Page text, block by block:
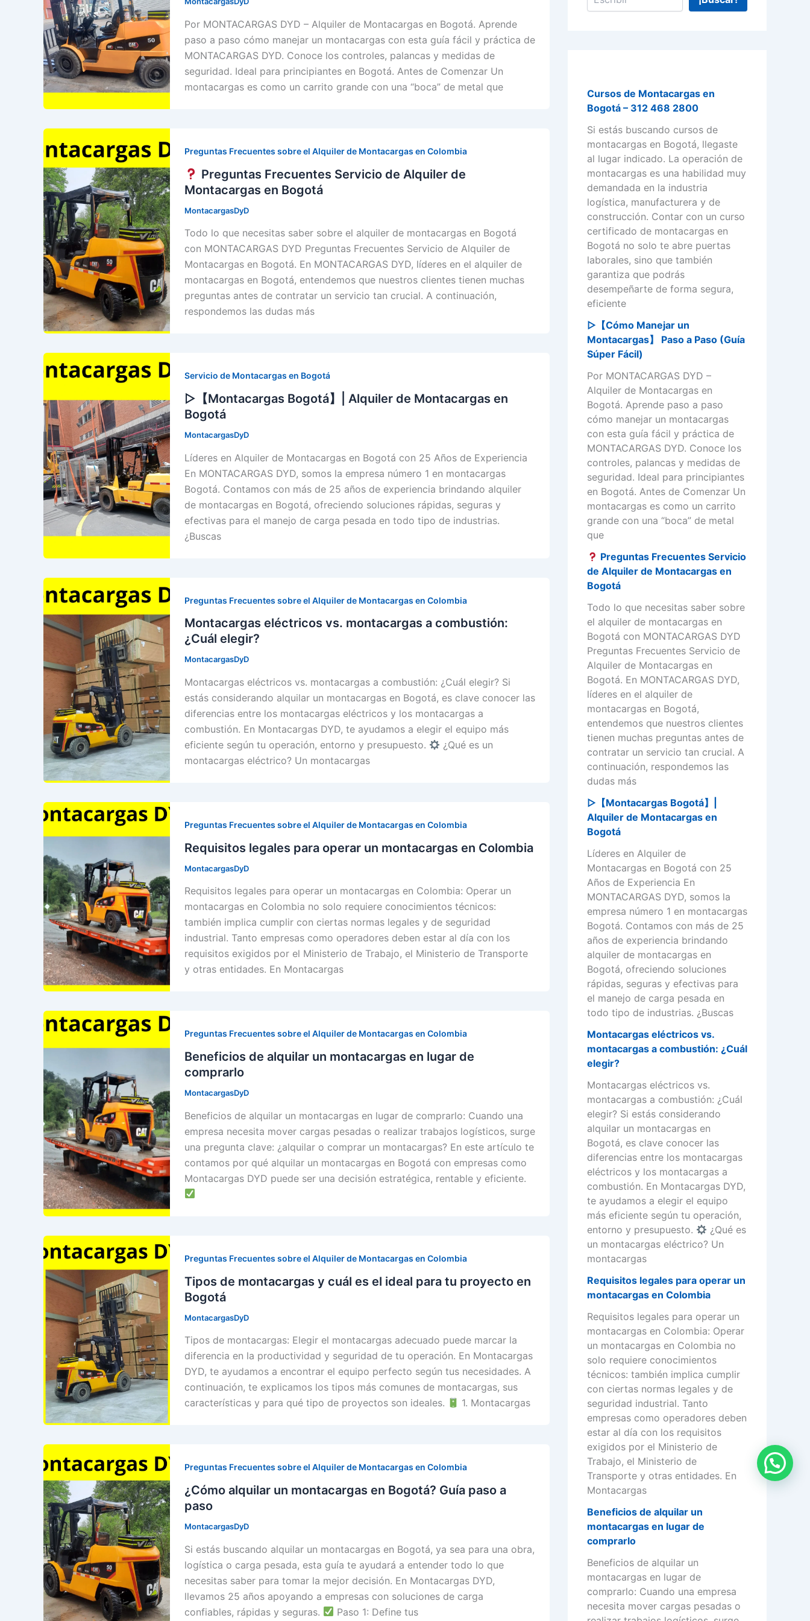
Por MONTACARGAS DYD – Alquiler de Montacargas en Bogotá. Aprende
paso a paso cómo manejar un montacargas con esta guía fácil y práctica de
MONTACARGAS DYD. Conoce los controles, palancas y medidas de
seguridad. Ideal para principiantes en Bogotá. Antes de Comenzar Un
montacargas es como un carrito grande con una “boca” de metal que
Preguntas Frecuentes sobre el Alquiler de Montacargas en Colombia
Preguntas Frecuentes Servicio de Alquiler de
Montacargas en Bogotá
MontacargasDyD
Todo lo que necesitas saber sobre el alquiler de montacargas en Bogotá
con MONTACARGAS DYD Preguntas Frecuentes Servicio de Alquiler de
Montacargas en Bogotá. En MONTACARGAS DYD, líderes en el alquiler de
montacargas en Bogotá, entendemos que nuestros clientes tienen muchas
preguntas antes de contratar un servicio tan crucial. A continuación,
respondemos las dudas más
Servicio de Montacargas en Bogotá
▷【Montacargas Bogotá】| Alquiler de Montacargas en
Bogotá
MontacargasDyD
Líderes en Alquiler de Montacargas en Bogotá con 25 Años de Experiencia
En MONTACARGAS DYD, somos la empresa número 1 en montacargas
Bogotá. Contamos con más de 25 años de experiencia brindando alquiler
de montacargas en Bogotá, ofreciendo soluciones rápidas, seguras y
efectivas para el manejo de carga pesada en todo tipo de industrias.
¿Buscas
Preguntas Frecuentes sobre el Alquiler de Montacargas en Colombia
Montacargas eléctricos vs. montacargas a combustión:
¿Cuál elegir?
MontacargasDyD
Montacargas eléctricos vs. montacargas a combustión: ¿Cuál elegir? Si
estás considerando alquilar un montacargas en Bogotá, es clave conocer las
diferencias entre los montacargas eléctricos y los montacargas a
combustión. En Montacargas DYD, te ayudamos a elegir el equipo más
eficiente según tu operación, entorno y presupuesto.
¿Qué es un
montacargas eléctrico? Un montacargas
Preguntas Frecuentes sobre el Alquiler de Montacargas en Colombia
Requisitos legales para operar un montacargas en Colombia
MontacargasDyD
Requisitos legales para operar un montacargas en Colombia: Operar un
montacargas en Colombia no solo requiere conocimientos técnicos:
también implica cumplir con ciertas normas legales y de seguridad
industrial. Tanto empresas como operadores deben estar al día con los
requisitos exigidos por el Ministerio de Trabajo, el Ministerio de Transporte
y otras entidades. En Montacargas
Preguntas Frecuentes sobre el Alquiler de Montacargas en Colombia
Beneficios de alquilar un montacargas en lugar de
comprarlo
MontacargasDyD
Beneficios de alquilar un montacargas en lugar de comprarlo: Cuando una
empresa necesita mover cargas pesadas o realizar trabajos logísticos, surge
una pregunta clave: ¿alquilar o comprar un montacargas? En este artículo te
contamos por qué alquilar un montacargas en Bogotá con empresas como
Montacargas DYD puede ser una decisión estratégica, rentable y eficiente.
Preguntas Frecuentes sobre el Alquiler de Montacargas en Colombia
Tipos de montacargas y cuál es el ideal para tu proyecto en
Bogotá
MontacargasDyD
Tipos de montacargas: Elegir el montacargas adecuado puede marcar la
diferencia en la productividad y seguridad de tu operación. En Montacargas
DYD, te ayudamos a encontrar el equipo perfecto según tus necesidades. A
continuación, te explicamos los tipos más comunes de montacargas, sus
características y para qué tipo de proyectos son ideales.
1. Montacargas
Preguntas Frecuentes sobre el Alquiler de Montacargas en Colombia
¿Cómo alquilar un montacargas en Bogotá? Guía paso a
paso
MontacargasDyD
Si estás buscando alquilar un montacargas en Bogotá, ya sea para una obra,
logística o carga pesada, esta guía te ayudará a entender todo lo que
necesitas saber para tomar la mejor decisión. En Montacargas DYD,
llevamos 25 años apoyando a empresas con soluciones de carga
confiables, rápidas y seguras.
Paso 1: Define tus
Cursos de Montacargas en
Bogotá – 312 468 2800
Si estás buscando cursos de
montacargas en Bogotá, llegaste
al lugar indicado. La operación de
montacargas es una habilidad muy
demandada en la industria
logística, manufacturera y de
construcción. Contar con un curso
certificado de montacargas en
Bogotá no solo te abre puertas
laborales, sino que también
garantiza que podrás
desempeñarte de forma segura,
eficiente
▷【Cómo Manejar un
Montacargas】 Paso a Paso (Guía
Súper Fácil)
Por MONTACARGAS DYD –
Alquiler de Montacargas en
Bogotá. Aprende paso a paso
cómo manejar un montacargas
con esta guía fácil y práctica de
MONTACARGAS DYD. Conoce los
controles, palancas y medidas de
seguridad. Ideal para principiantes
en Bogotá. Antes de Comenzar Un
montacargas es como un carrito
grande con una “boca” de metal
que
Preguntas Frecuentes Servicio
de Alquiler de Montacargas en
Bogotá
Todo lo que necesitas saber sobre
el alquiler de montacargas en
Bogotá con MONTACARGAS DYD
Preguntas Frecuentes Servicio de
Alquiler de Montacargas en
Bogotá. En MONTACARGAS DYD,
líderes en el alquiler de
montacargas en Bogotá,
entendemos que nuestros clientes
tienen muchas preguntas antes de
contratar un servicio tan crucial. A
continuación, respondemos las
dudas más
▷【Montacargas Bogotá】|
Alquiler de Montacargas en
Bogotá
Líderes en Alquiler de
Montacargas en Bogotá con 25
Años de Experiencia En
MONTACARGAS DYD, somos la
empresa número 1 en montacargas
Bogotá. Contamos con más de 25
años de experiencia brindando
alquiler de montacargas en
Bogotá, ofreciendo soluciones
rápidas, seguras y efectivas para
el manejo de carga pesada en
todo tipo de industrias. ¿Buscas
Montacargas eléctricos vs.
montacargas a combustión: ¿Cuál
elegir?
Montacargas eléctricos vs.
montacargas a combustión: ¿Cuál
elegir? Si estás considerando
alquilar un montacargas en
Bogotá, es clave conocer las
diferencias entre los montacargas
eléctricos y los montacargas a
combustión. En Montacargas DYD,
te ayudamos a elegir el equipo
más eficiente según tu operación,
entorno y presupuesto.
¿Qué es
un montacargas eléctrico? Un
montacargas
Requisitos legales para operar un
montacargas en Colombia
Requisitos legales para operar un
montacargas en Colombia: Operar
un montacargas en Colombia no
solo requiere conocimientos
técnicos: también implica cumplir
con ciertas normas legales y de
seguridad industrial. Tanto
empresas como operadores deben
estar al día con los requisitos
exigidos por el Ministerio de
Trabajo, el Ministerio de
Transporte y otras entidades. En
Montacargas
Beneficios de alquilar un
montacargas en lugar de
comprarlo
Beneficios de alquilar un
montacargas en lugar de
comprarlo: Cuando una empresa
necesita mover cargas pesadas o